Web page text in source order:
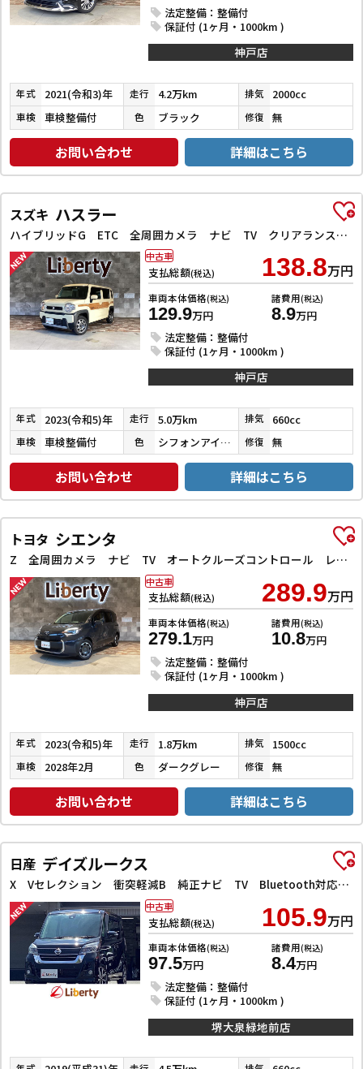
法定整備：整備付
保証付 (1ヶ月・1000km )
神戸店
年式 2021(令和3)年 走行 4.2万km 排気 2000cc
車検 車検整備付 色 ブラック 修復 無
お問い合わせ 詳細はこちら
スズキ ハスラー
ハイブリッドG ETC 全周囲カメラ ナビ TV クリアランスソナー オートクルーズコントロール レーンアシスト 衝突被害軽減システム オートライト スマートキー アイドリングストップ
支払総額(税込) 138.8万円
車両本体価格(税込)
129.9万円
諸費用(税込)
8.9万円
法定整備：整備付
保証付 (1ヶ月・1000km )
中古車
神戸店
年式 2023(令和5)年 走行 5.0万km 排気 660cc
車検 車検整備付 色 シフォンアイボリーメタリック 修復 無
お問い合わせ 詳細はこちら
トヨタ シエンタ
Z 全周囲カメラ ナビ TV オートクルーズコントロール レーンアシスト 衝突被害軽減システム 両側電動スライドドア オートマチックハイビーム オートライト LEDヘッドランプ スマートキー
支払総額(税込) 289.9万円
車両本体価格(税込)
279.1万円
諸費用(税込)
10.8万円
法定整備：整備付
保証付 (1ヶ月・1000km )
中古車
神戸店
年式 2023(令和5)年 走行 1.8万km 排気 1500cc
車検 2028年2月 色 ダークグレー 修復 無
お問い合わせ 詳細はこちら
日産 デイズルークス
X Vセレクション 衝突軽減B 純正ナビ TV Bluetooth対応 アラウンドビューモニター 両側自動ドア 革巻きステアリング HIDヘッドライト フォグライト スマートキー プッシュスタート アイドリングストップ
支払総額(税込) 105.9万円
車両本体価格(税込)
97.5万円
諸費用(税込)
8.4万円
法定整備：整備付
保証付 (1ヶ月・1000km )
中古車
堺大泉緑地前店